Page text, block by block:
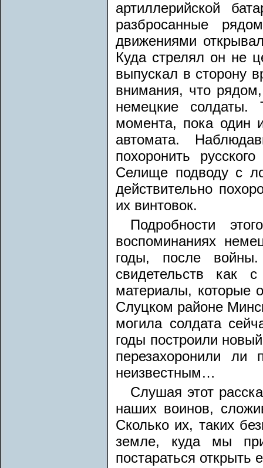
артиллерийской
разбросанные
движениями
Куда стрелял он не
выпускал в сторону
внимания, что
немецкие солдаты.
момента, пока один
автомата.
похоронить
Селище подводу с
действительно
их винтовок.
Подробности
воспоминаниях
годы, после
свидетельств как
материалы, которые
Слуцком районе
могила солдата
годы построили
перезахоронили ли
неизвестным…
Слушая этот
наших воинов,
Сколько их, таких
земле, куда мы
постараться открыть